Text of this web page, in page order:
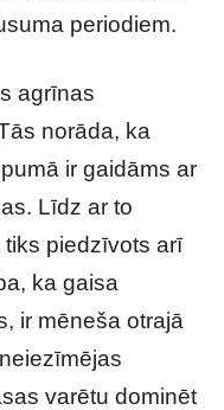
periodiem.
agrīnas
norāda, ka
ir gaidāms ar
Līdz ar to
piedzīvots arī
ka gaisa
ir mēneša otrajā
varētu dominēt